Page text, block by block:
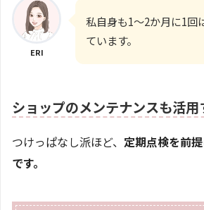
ERI
私自身も1〜2か月に1回
ています。
ショップのメンテナンスも活用
つけっぱなし派ほど、 定期点検を前
です。